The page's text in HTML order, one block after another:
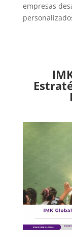
empresas